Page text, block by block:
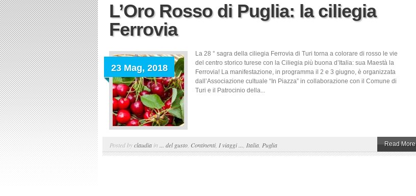
L’Oro Rosso di Puglia: la ciliegia
Ferrovia
23 Mag, 2018
La 28 ° sagra della ciliegia Ferrovia di Turi torna a colorare di rosso le vie
del centro storico turese con la Ciliegia più buona d’Italia: sua Maestà la
Ferrovia! La manifestazione, in programma il 2 e 3 giugno, è organizzata
dall’Associazione cultuale “In Piazza” in collaborazione con il Comune di
Turi e il Patrocinio della...
Posted byclaudia in ... del gusto Continenti, I viaggi ... Italia Puglia Read More